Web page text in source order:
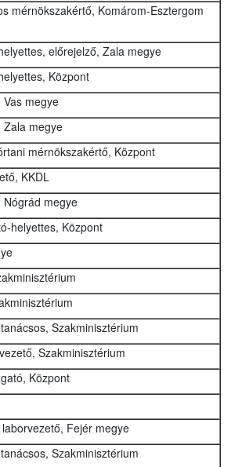
mérnökszakértő, Komárom-Esztergom
előrejelző, Zala megye
Központ
megye
megye
mérnökszakértő, Központ
KKDL
megye
helyettes, Központ
Szakminisztérium
Szakminisztérium
Központ
Fejér megye
Szakminisztérium